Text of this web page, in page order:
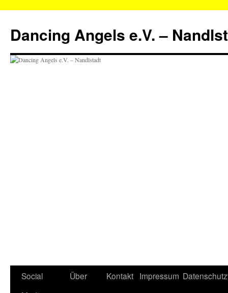
springen
Dancing Angels e.V. –
Social
Über
Kontakt Impressum